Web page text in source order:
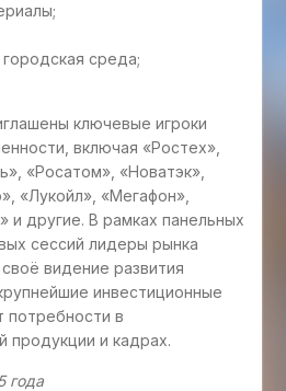
среда;
ключевые игроки
включая «Ростех»,
«Росатом», «Новатэк»,
«Лукойл», «Мегафон»,
и другие. В рамках панельных
сессий лидеры рынка
видение развития
инвестиционные
потребности в
продукции и кадрах.
года